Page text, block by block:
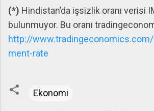
(*) Hindistan’da işsizlik oranı verisi
bulunmuyor. Bu oranı
http://
ment-rate
Ekonomi